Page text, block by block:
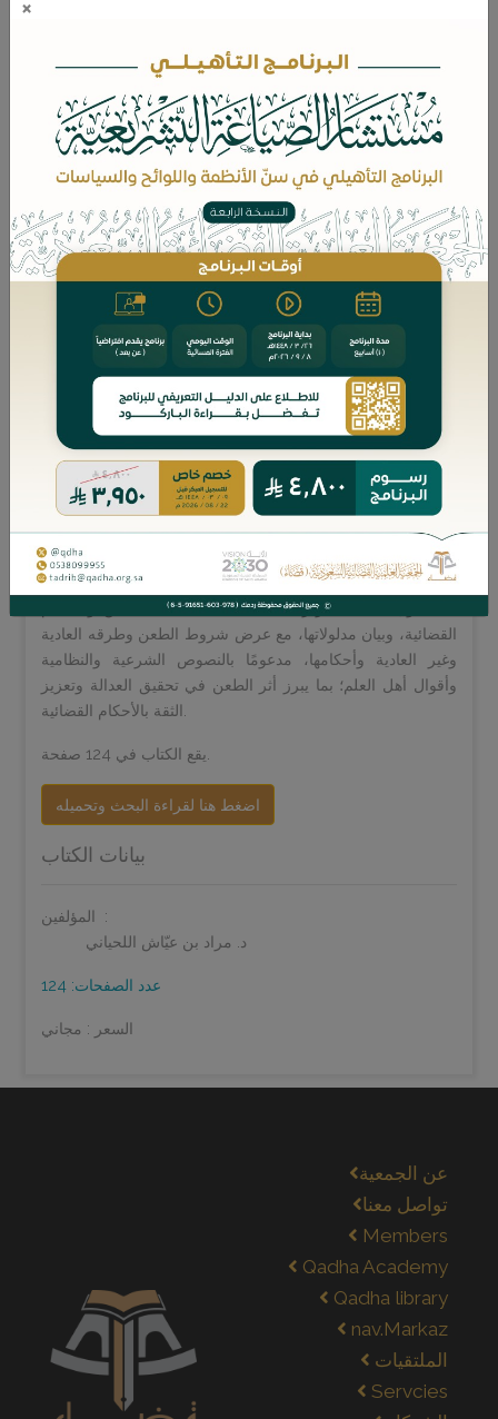
الطعن في الأحكام القضائية – مشروعيته وطرقه وآثاره / د. مراد
يتناول هذا البحث موضوع الطعن في الأحكام القضائية، بوصفه من
أهم موضوعات القضاء لما يتصل به من ضمانات العدالة، وصيانة
وقد عُني المؤلف بتأصيل مشروعية الطعن في الشريعة الإسلامية،
وربط ذلك بالتنظيم القضائي السعودي وطرق الاعتراض المقررة
فيه، جامعًا بين التأصيل الفقهي والتحرير النظامي، مع استحضار
التطبيقات والإجراءات القضائية ذات الصلة.
كما تناول الكتاب تحرير المصطلحات المتعلقة بالطعن والأحكام
القضائية، وبيان مدلولاتها، مع عرض شروط الطعن وطرقه العادية
وغير العادية وأحكامها، مدعومًا بالنصوص الشرعية والنظامية
وأقوال أهل العلم؛ بما يبرز أثر الطعن في تحقيق العدالة وتعزيز
اضغط هنا لقراءة البحث وتحميله
بيانات الكتاب
المؤلفين:
د. مراد بن عيّاش اللحياني
عدد الصفحات: 124
السعر : مجاني
عن الجمعية
تواصل معنا
Members
Qadha Academy
Qadha library
nav.Markaz
الملتقيات
Servcies
×